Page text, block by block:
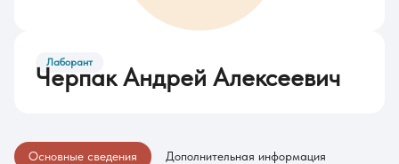
Лаборант
Черпак Андрей Алексеевич
Основные сведения Дополнительная информация